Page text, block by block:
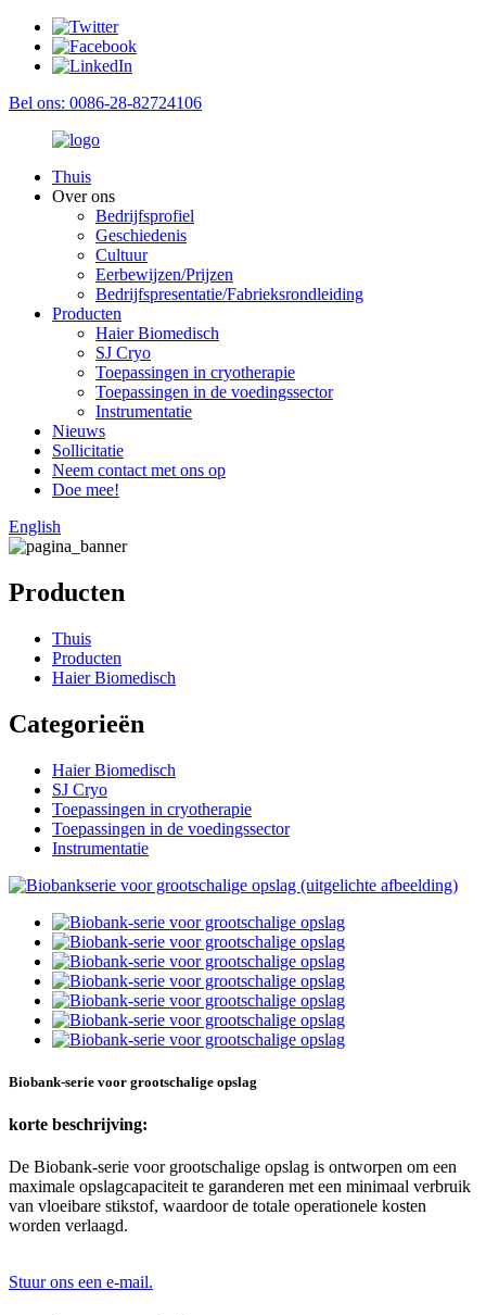
Bel ons: 0086-28-82724106
Thuis
Over ons
Bedrijfsprofiel
Geschiedenis
Cultuur
Eerbewijzen/Prijzen
Bedrijfspresentatie/Fabrieksrondleiding
Producten
Haier Biomedisch
SJ Cryo
Toepassingen in cryotherapie
Toepassingen in de voedingssector
Instrumentatie
Nieuws
Sollicitatie
Neem contact met ons op
Doe mee!
English
Producten
Thuis
Producten
Haier Biomedisch
Categorieën
Haier Biomedisch
SJ Cryo
Toepassingen in cryotherapie
Toepassingen in de voedingssector
Instrumentatie
Biobank-serie voor grootschalige opslag
korte beschrijving:
De Biobank-serie voor grootschalige opslag is ontworpen om een ​​
maximale opslagcapaciteit te garanderen met een minimaal verbruik
van vloeibare stikstof, waardoor de totale operationele kosten
worden verlaagd.
Stuur ons een e-mail.